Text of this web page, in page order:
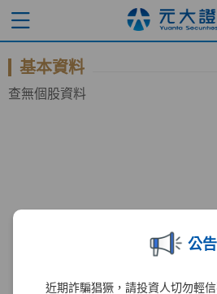
公告
近期詐騙猖獗，請投資人切勿輕
基本資料
查無個股資料